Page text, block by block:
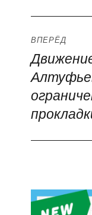
ВПЕРЁД
Следующая
запись: